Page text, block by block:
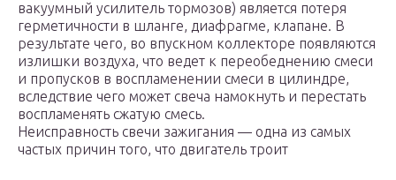
вакуумный усилитель тормозов) является потеря
герметичности в шланге, диафрагме, клапане. В
результате чего, во впускном коллекторе появляются
излишки воздуха, что ведет к переобеднению смеси
и пропусков в воспламенении смеси в цилиндре,
вследствие чего может свеча намокнуть и перестать
воспламенять сжатую смесь.
Неисправность свечи зажигания — одна из самых
частых причин того, что двигатель троит